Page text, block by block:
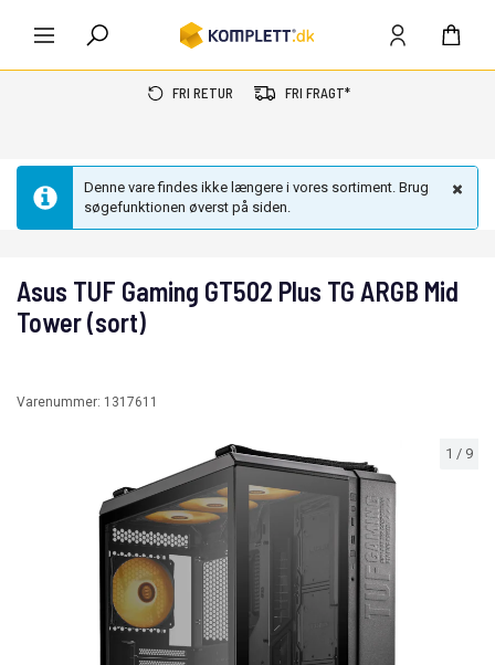
FRI RETUR FRI FRAGT*
Denne vare findes ikke længere i vores sortiment. Brug
søgefunktionen øverst på siden.
1 / 9
Asus TUF Gaming GT502 Plus TG ARGB Mid
Tower (sort)
Varenummer: 1317611